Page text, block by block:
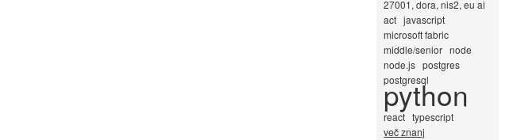
27001, dora, nis2, eu ai
act javascript
microsoft fabric
middle/senior node
node.js postgres
postgresql
python
react typescript
več znanj